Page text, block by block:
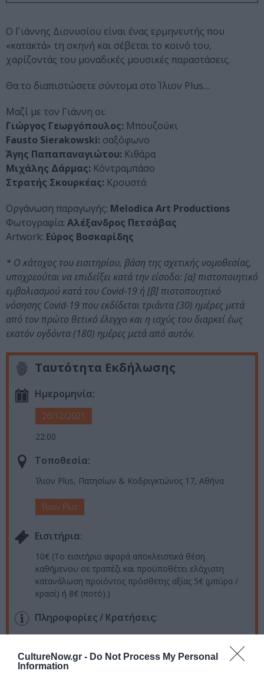
CultureNow.gr - Do Not Process My Personal
Information
Ο Γιάννης Διονυσίου είναι ένας ερμηνευτής που
«κατακτά» τη σκηνή και σέβεται το κοινό του,
χαρίζοντάς του μοναδικές μουσικές παραστάσεις.
Θα το διαπιστώσετε σύντομα στο Ίλιον Plus…
Μαζί με τον Γιάννη οι:
Γιώργος Γεωργόπουλος: Μπουζούκι
Fausto Sierakowski: σαξόφωνο
Άγης Παπαπαναγιώτου: Κιθάρα
Μιχάλης Δάρμας: Κόντραμπάσο
Στρατής Σκουρκέας: Κρουστά
Οργάνωση παραγωγής: Melodica Art Productions
Φωτογραφία: Αλέξανδρος Πετσάβας
Artwork: Εύρος Βοσκαρίδης
* Ο κάτοχος του εισιτηρίου, βάση της σχετικής νομοθεσίας,
υποχρεούται να επιδείξει κατά την είσοδο: [α] πιστοποιητικό
εμβολιασμού κατά του Covid-19 ή [β] πιστοποιητικό
νόσησης Covid-19 που εκδίδεται τριάντα (30) ημέρες μετά
από τον πρώτο θετικό έλεγχο και η ισχύς του διαρκεί έως
εκατόν ογδόντα (180) ημέρες μετά από αυτόν.
Ταυτότητα Εκδήλωσης
Ημερομηνία:
26/12/2021
22:00
Τοποθεσία:
Ίλιον Plus, Πατησίων & Κοδριγκτώνος 17, Αθήνα
Ίλιον Plus
Eισιτήρια:
10€ (Το εισιτήριο αφορά αποκλειστικά θέση
καθήμενου σε τραπέζι και προϋποθέτει ελάχιστη
κατανάλωση προϊόντος πρόσθετης αξίας 5€ (μπύρα /
κρασί) ή 8€ (ποτό).)
Πληροφορίες / Κρατήσεις:
Τηλ: 2108824383, 6983600510